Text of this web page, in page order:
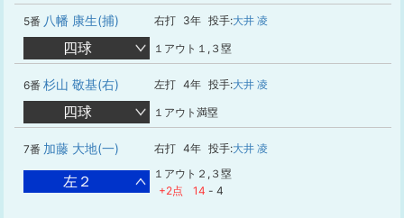
5番 八幡 康生(捕) 右打 3年 投手:大井 凌
四球 １アウト１,３塁
6番 杉山 敬基(右) 左打 4年 投手:大井 凌
四球 １アウト満塁
7番 加藤 大地(一) 右打 4年 投手:大井 凌
左２
１アウト２,３塁
+2点
14 - 4